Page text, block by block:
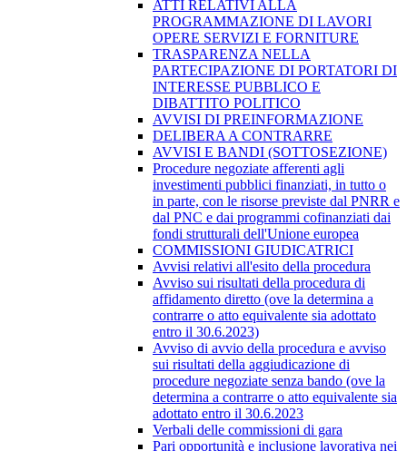
ATTI RELATIVI ALLA
PROGRAMMAZIONE DI LAVORI
OPERE SERVIZI E FORNITURE
TRASPARENZA NELLA
PARTECIPAZIONE DI PORTATORI DI
INTERESSE PUBBLICO E
DIBATTITO POLITICO
AVVISI DI PREINFORMAZIONE
DELIBERA A CONTRARRE
AVVISI E BANDI (SOTTOSEZIONE)
Procedure negoziate afferenti agli
investimenti pubblici finanziati, in tutto o
in parte, con le risorse previste dal PNRR e
dal PNC e dai programmi cofinanziati dai
fondi strutturali dell'Unione europea
COMMISSIONI GIUDICATRICI
Avvisi relativi all'esito della procedura
Avviso sui risultati della procedura di
affidamento diretto (ove la determina a
contrarre o atto equivalente sia adottato
entro il 30.6.2023)
Avviso di avvio della procedura e avviso
sui risultati della aggiudicazione di
procedure negoziate senza bando (ove la
determina a contrarre o atto equivalente sia
adottato entro il 30.6.2023
Verbali delle commissioni di gara
Pari opportunità e inclusione lavorativa nei